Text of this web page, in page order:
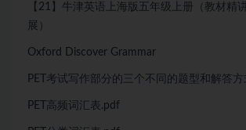
【21】牛津英语上海版五年级上册（教材精
展）
Oxford Discover Grammar
PET考试写作部分的三个不同的题型和解答
PET高频词汇表.pdf